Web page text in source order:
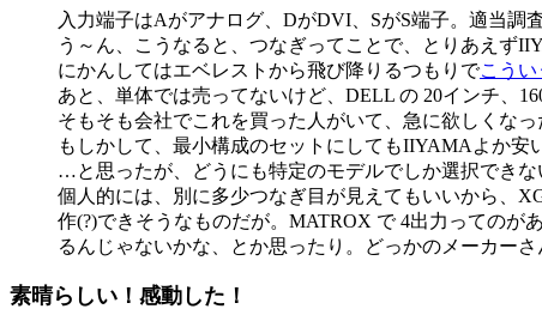
入力端子はAがアナログ、DがDVI、SがS端子。適当調
う～ん、こうなると、つなぎってことで、とりあえず
にかんしてはエベレストから飛び降りるつもりでこうい
あと、単体では売ってないけど、DELL の 20インチ、
そもそも会社でこれを買った人がいて、急に欲しくなっ
もしかして、最小構成のセットにしてもIIYAMAよか安
…と思ったが、どうにも特定のモデルでしか選択できな
個人的には、別に多少つなぎ目が見えてもいいから、
作(?)できそうなものだが。MATROX で 4出力っての
るんじゃないかな、とか思ったり。どっかのメーカーさ
素晴らしい！感動した！